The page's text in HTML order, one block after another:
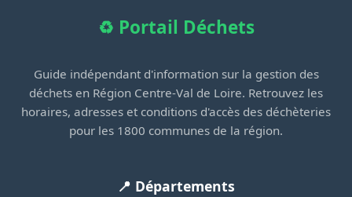
♻️ Portail Déchets
Guide indépendant d'information sur la gestion des
déchets en Région Centre-Val de Loire. Retrouvez les
horaires, adresses et conditions d'accès des déchèteries
pour les 1800 communes de la région.
📍 Départements